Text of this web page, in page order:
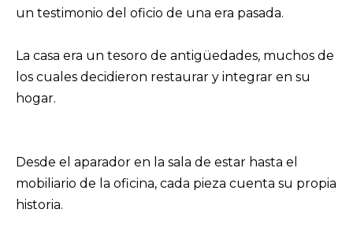
un testimonio del oficio de una era pasada.
La casa era un tesoro de antigüedades, muchos de
los cuales decidieron restaurar y integrar en su
hogar.
Desde el aparador en la sala de estar hasta el
mobiliario de la oficina, cada pieza cuenta su propia
historia.